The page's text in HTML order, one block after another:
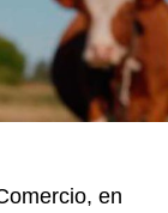
de
leche
con
en